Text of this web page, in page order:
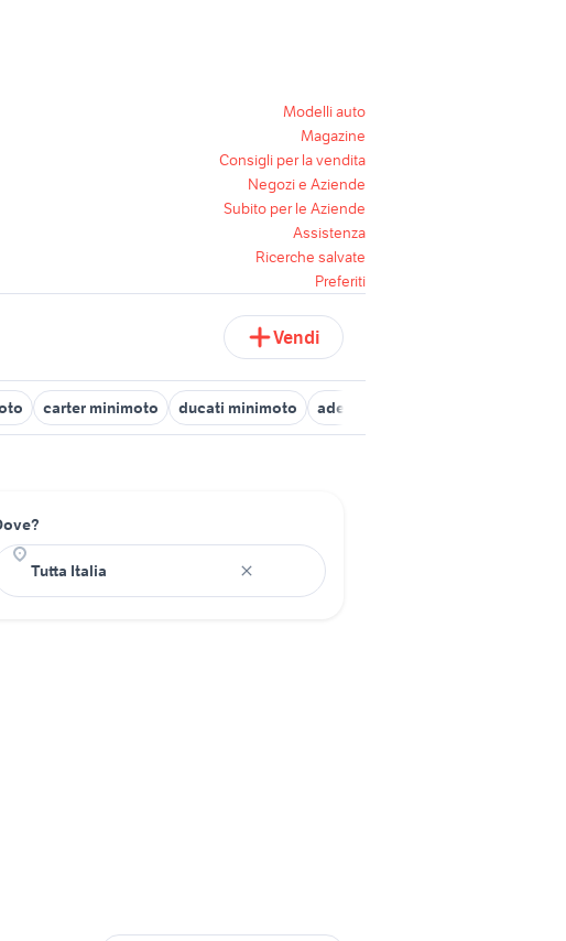
Modelli auto
Magazine
Consigli per la vendita
Negozi e Aziende
Subito per le Aziende
Assistenza
Ricerche salvate
Preferiti
Vendi
carter minimoto ducati minimoto adesivi polini